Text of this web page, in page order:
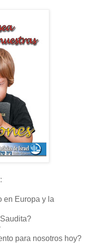
en Europa y la
para nosotros hoy?